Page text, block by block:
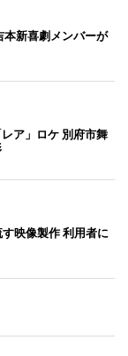
本新喜劇メンバーが
ア」ロケ 別府市舞
映像製作 利用者に